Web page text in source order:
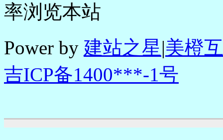
率浏览本站
Power by 建站之星|美橙
吉ICP备1400***-1号